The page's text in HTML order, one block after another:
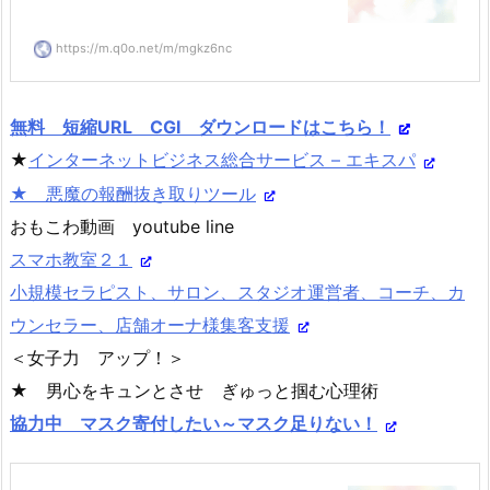
https://m.q0o.net/m/mgkz6nc
無料 短縮URL CGI ダウンロードはこちら！
★インターネットビジネス総合サービス – エキスパ
★ 悪魔の報酬抜き取りツール
おもこわ動画 youtube line
スマホ教室２１
小規模セラピスト、サロン、スタジオ運営者、コーチ、カ
ウンセラー、店舗オーナ様集客支援
＜女子力 アップ！＞
★ 男心をキュンとさせ ぎゅっと掴む心理術
協力中 マスク寄付したい～マスク足りない！